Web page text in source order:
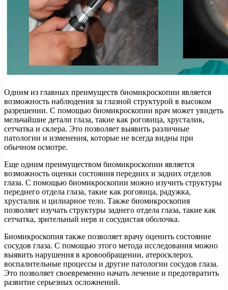
Одним из главных преимуществ биомикроскопии является
возможность наблюдения за глазной структурой в высоком
разрешении. С помощью биомикроскопии врач может увидеть
мельчайшие детали глаза, такие как роговица, хрусталик,
сетчатка и склера. Это позволяет выявить различные
патологии и изменения, которые не всегда видны при
обычном осмотре.
Еще одним преимуществом биомикроскопии является
возможность оценки состояния передних и задних отделов
глаза. С помощью биомикроскопии можно изучить структуры
переднего отдела глаза, такие как роговица, радужка,
хрусталик и цилиарное тело. Также биомикроскопия
позволяет изучать структуры заднего отдела глаза, такие как
сетчатка, зрительный нерв и сосудистая оболочка.
Биомикроскопия также позволяет врачу оценить состояние
сосудов глаза. С помощью этого метода исследования можно
выявить нарушения в кровообращении, атеросклероз,
воспалительные процессы и другие патологии сосудов глаза.
Это позволяет своевременно начать лечение и предотвратить
развитие серьезных осложнений.